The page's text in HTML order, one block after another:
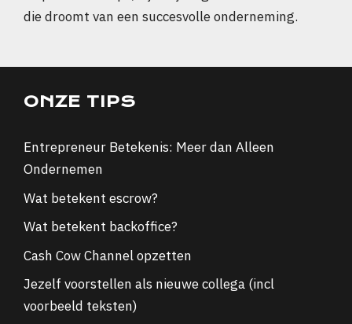
die droomt van een succesvolle onderneming.
ONZE TIPS
Entrepreneur Betekenis: Meer dan Alleen
Ondernemen
Wat betekent escrow?
Wat betekent backoffice?
Cash Cow Channel opzetten
Jezelf voorstellen als nieuwe collega (incl
voorbeeld teksten)